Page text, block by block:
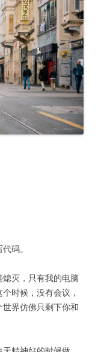
码。
灭，只有我的电脑
时候，没有会议，
界仿佛只剩下你和